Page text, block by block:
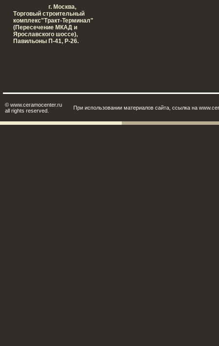
г. Москва,
Tорговый строительный
комплекс"Тракт-Терминал"
(Пересечение МКАД и
Ярославского шоссе),
Павильоны П-41, Р-26.
© www.ceramocenter.ru
all rights reserved.
При использовании материалов сайта, ссылка на